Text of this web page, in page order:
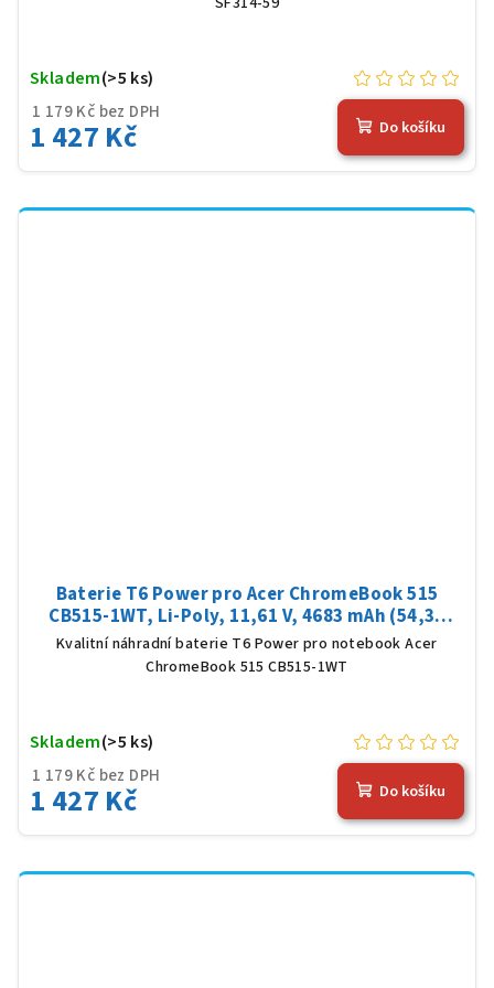
1 179 Kč bez DPH
1 427 Kč
Skladem(>5 ks)
Do košíku
Baterie T6 Power pro Acer ChromeBook 515
CB515-1WT, Li-Poly, 11,61 V, 4683 mAh (54,36
Wh), černá
Kvalitní náhradní baterie T6 Power pro notebook Acer
ChromeBook 515 CB515-1WT
1 179 Kč bez DPH
1 427 Kč
Skladem(>5 ks)
Do košíku